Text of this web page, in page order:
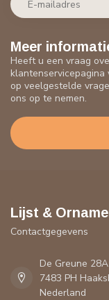
Meer
Heeft u een vraag
op veelgestelde
ons op te nemen.
Lijst &
Contactgegevens
De Greune 28A
7483 PH
Nederland